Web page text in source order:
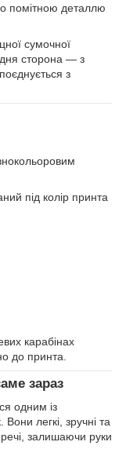
помітною деталлю
сумочної
сторона — з
з
під колір принта
карабінах
до принта.
зараз
одним із
легкі, зручні та
залишаючи руки